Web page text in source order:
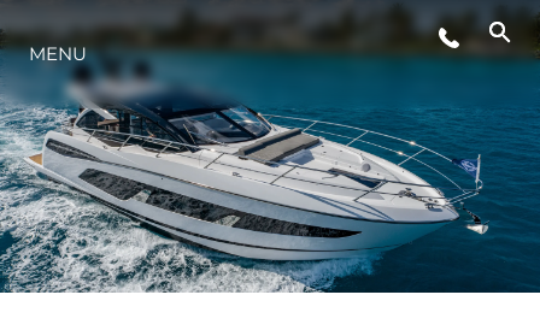
YAŞAM ŞEKLİ
YENILIK
ŞİRKET
MENU